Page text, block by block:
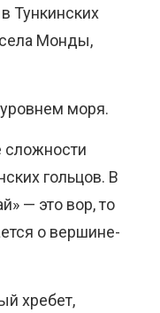
Тункинских
села Монды,
моря.
сложности
гольцов. В
— это вор, то
о вершине-
хребет,